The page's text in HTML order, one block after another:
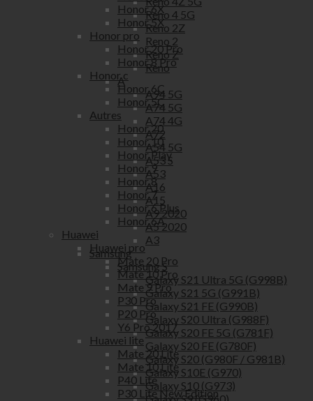
Reno 4 5G
Reno 2Z
Reno 2
Reno Z
Reno
A
A94 5G
A74 5G
A74 4G
A72
A54 5G
A53 S
A53
A16
A15
A9 2020
A5 2020
A3
Samsung
Samsung S
Galaxy S21 Ultra 5G (G998B)
Galaxy S21 5G (G991B)
Galaxy S21 FE (G990B)
Galaxy S20 Ultra (G988F)
Galaxy S20 FE 5G (G781F)
Galaxy S20 FE (G780F)
Galaxy S20 (G980F / G981B)
Galaxy S10E (G970)
Galaxy S10 (G973)
Honor 6X
Honor 5X
Honor pro
Honor 20 Pro
Honor 8 Pro
Honor c
Honor 6C
Honor 5C
Autres
Honor 20
Honor 10
Honor Play
Honor 9
Honor 8
Honor 7
Honor 6 Plus
Honor 6A
Huawei
Huawei pro
Mate 20 Pro
Mate 10 Pro
Mate 9 Pro
P30 Pro
P20 Pro
Y6 Pro 2017
Huawei lite
Mate 20 Lite
Mate 10 Lite
P40 Lite
P30 Lite New Edition